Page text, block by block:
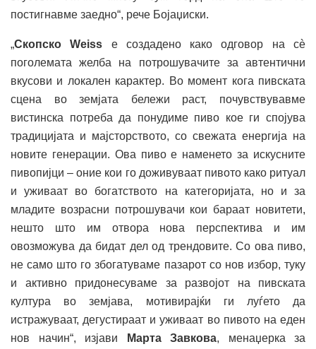
постигнавме заедно“, рече Бојаџиски.
„Скопско Weiss е создадено како одговор на сè
поголемата желба на потрошувачите за автентични
вкусови и локален карактер. Во момент кога пивската
сцена во земјата бележи раст, почувствувавме
вистинска потреба да понудиме пиво кое ги спојува
традицијата и мајсторството, со свежата енергија на
новите генерации. Ова пиво е наменето за искусните
пивопијци – оние кои го доживуваат пивото како ритуал
и уживаат во богатството на категоријата, но и за
младите возрасни потрошувачи кои бараат новитети,
нешто што им отвора нова перспектива и им
овозможува да бидат дел од трендовите. Со ова пиво,
не само што го збогатуваме пазарот со нов избор, туку
и активно придонесуваме за развојот на пивската
култура во земјава, мотивирајќи ги луѓето да
истражуваат, дегустираат и уживаат во пивото на еден
нов начин“, изјави
Марта Завкова, менаџерка за